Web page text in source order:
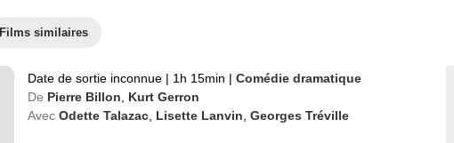
Films similaires
Date de sortie inconnue | 1h 15min | Comédie dramatique
De Pierre Billon
Kurt Gerron
Avec Odette Talazac Lisette Lanvin Georges Tréville